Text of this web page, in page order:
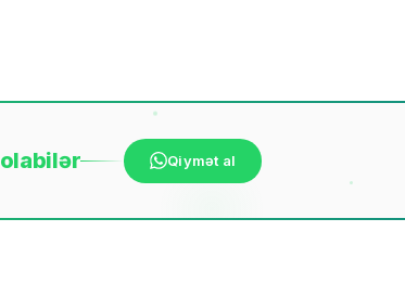
olabilər Qiymət al